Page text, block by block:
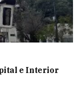
e Interior